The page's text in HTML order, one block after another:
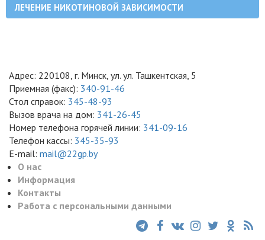
ЛЕЧЕНИЕ НИКОТИНОВОЙ ЗАВИСИМОСТИ
Адрес: 220108, г. Минск, ул. ул. Ташкентская, 5
Приемная (факс): 340-91-46
Стол справок: 345-48-93
Вызов врача на дом: 341-26-45
Номер телефона горячей линии: 341-09-16
Телефон кассы: 345-35-93
E-mail: mail@22gp.by
О нас
Информация
Контакты
Работа с персональными данными